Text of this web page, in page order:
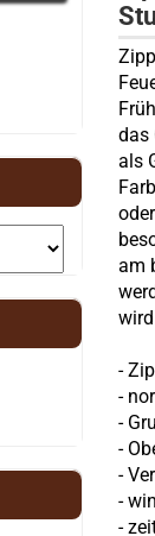
das
als
am
-
-
-
-
-
-
-